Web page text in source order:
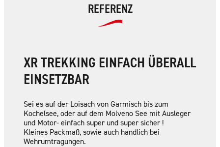
REFERENZ
XR TREKKING EINFACH ÜBERALL
EINSETZBAR
Sei es auf der Loisach von Garmisch bis zum
Kochelsee, oder auf dem Molveno See mit Ausleger
und Motor- einfach super und super sicher !
Kleines Packmaß, sowie auch handlich bei
Wehrumtragungen.